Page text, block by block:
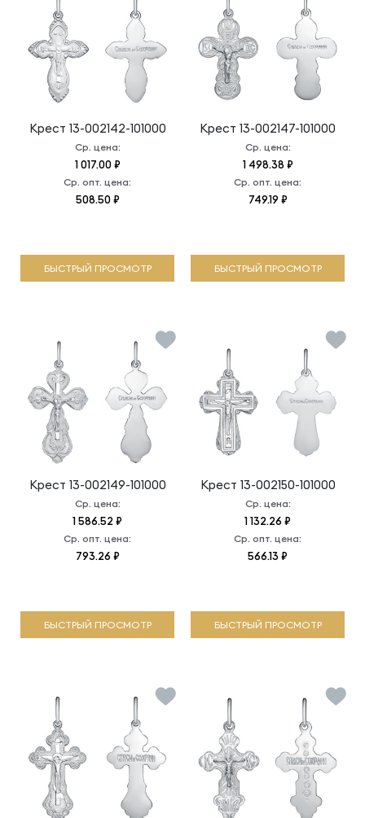
Крест 13-002142-101000
Ср. цена:
1 017.00 ₽
Ср. опт. цена:
508.50 ₽
БЫСТРЫЙ ПРОСМОТР
Крест 13-002147-101000
Ср. цена:
1 498.38 ₽
Ср. опт. цена:
749.19 ₽
БЫСТРЫЙ ПРОСМОТР
Крест 13-002149-101000
Ср. цена:
1 586.52 ₽
Ср. опт. цена:
793.26 ₽
БЫСТРЫЙ ПРОСМОТР
Крест 13-002150-101000
Ср. цена:
1 132.26 ₽
Ср. опт. цена:
566.13 ₽
БЫСТРЫЙ ПРОСМОТР